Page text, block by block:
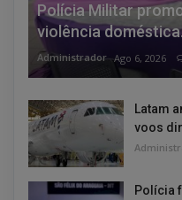
Polícia Militar
violência
Administrador Ago 6, 2026
Latam
voos
Polícia